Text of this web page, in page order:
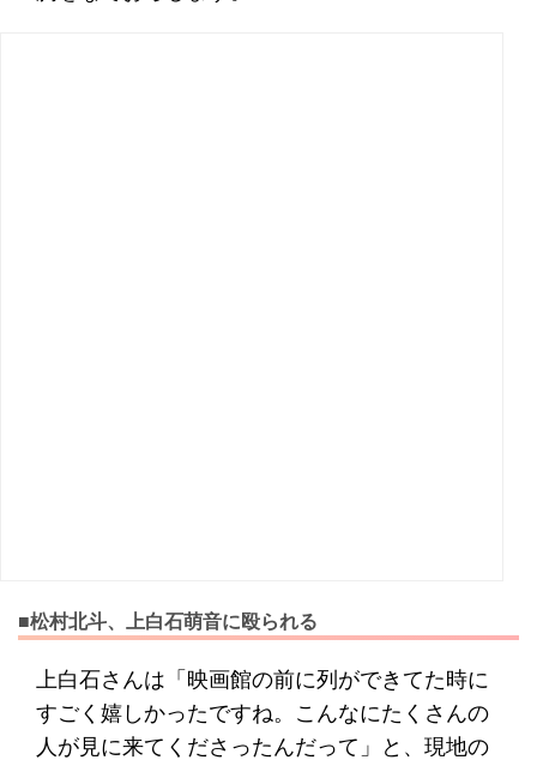
■松村北斗、上白石萌音に殴られる
上白石さんは「映画館の前に列ができてた時に
すごく嬉しかったですね。こんなにたくさんの
人が見に来てくださったんだって」と、現地の